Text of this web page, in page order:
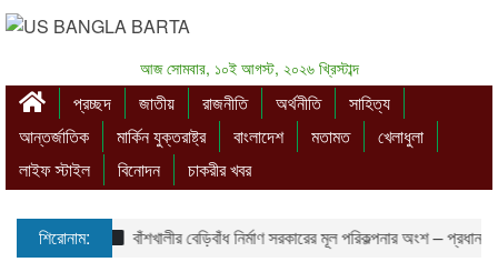
আজ সোমবার, ১০ই আগস্ট, ২০২৬ খ্রিস্টাব্দ
প্রচ্ছদ জাতীয় রাজনীতি অর্থনীতি
সাহিত্য
আন্তর্জাতিক
মার্কিন যুক্তরাষ্ট্র বাংলাদেশ মতামত
খেলাধুলা
লাইফ স্টাইল
বিনোদন চাকরীর খবর
শিরোনাম: বাঁশখালীর বেড়িবাঁধ নির্মাণ সরকারের মূল পরিকল্পনার অংশ – প্রধানমন্ত্রী